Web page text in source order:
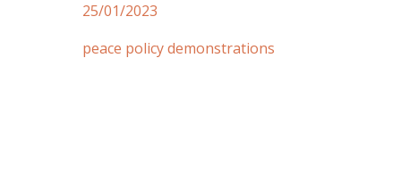
25/01/2023
peace policy demonstrations